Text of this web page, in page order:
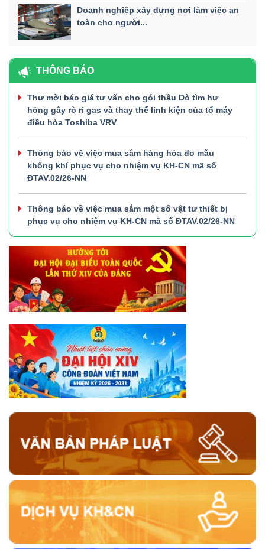
Doanh nghiệp xây dựng nơi làm việc an
toàn cho người...
THÔNG BÁO
Thư mời báo giá tư vấn cho gói thầu Dò tìm hư
hỏng gây rò rỉ gas và thay thế linh kiện của tổ máy
điều hòa Toshiba VRV
Thông báo về việc mua sắm hàng hóa đo mẫu
không khí phục vụ cho nhiệm vụ KH-CN mã số
ĐTAV.02/26-NN
Thông báo về việc mua sắm một số vật tư thiết bị
phục vụ cho nhiệm vụ KH-CN mã số ĐTAV.02/26-NN